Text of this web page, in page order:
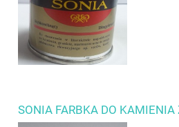
SONIA FARBKA DO